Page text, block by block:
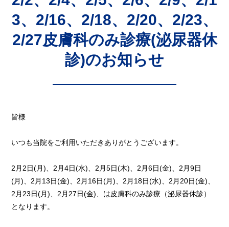
3、2/16、2/18、2/20、2/23、
2/27皮膚科のみ診療(泌尿器休
診)のお知らせ
皆様
いつも当院をご利用いただきありがとうございます。
2月2日(月)、2月4日(水)、2月5日(木)、2月6日(金)、2月9日
(月)、2月13日(金)、2月16日(月)、2月18日(水)、2月20日(金)、
2月23日(月)、2月27日(金)、は皮膚科のみ診療（泌尿器休診）
となります。